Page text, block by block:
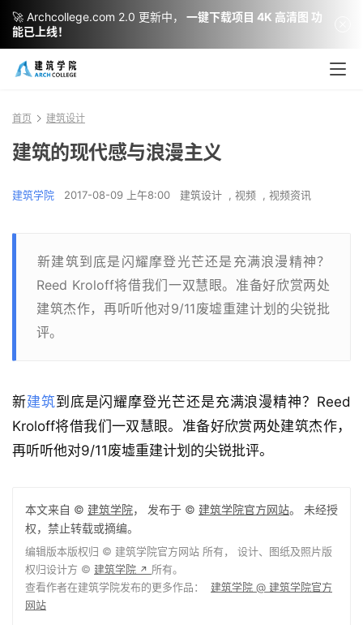
建
筑
室
内
设
计
首页 建筑设计
建筑的现代感与浪漫主义
建筑学院 2017-08-09 上午8:00 建筑设计 , 视频 , 视频资讯
​新建筑到底是闪耀摩登光芒还是充满浪漫精神？
Reed Kroloff将借我们一双慧眼。准备好欣赏两处
建筑杰作，再听听他对9/11废墟重建计划的尖锐批
评。
新建筑到底是闪耀摩登光芒还是充满浪漫精神？Reed
Kroloff将借我们一双慧眼。准备好欣赏两处建筑杰作，
再听听他对9/11废墟重建计划的尖锐批评。
本文来自 © 建筑学院， 发布于 © 建筑学院官方网站。 未经授
权，禁止转载或摘编。
编辑版本版权归 © 建筑学院官方网站 所有， 设计、图纸及照片版
权归设计方 © 建筑学院 ↗ 所有。
查看作者在建筑学院发布的更多作品： 建筑学院 @ 建筑学院官方
网站
🚀 Archcollege.com 2.0 更新中，
一键下载项目 4K 高清图 功
能已上线！